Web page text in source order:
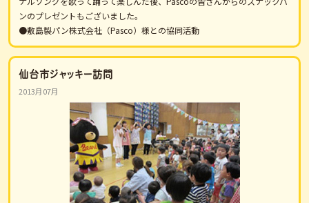
ンのプレゼントもございました。
●敷島製パン株式会社（Pasco）様との協同活動
仙台市ジャッキー訪問
2013月07月